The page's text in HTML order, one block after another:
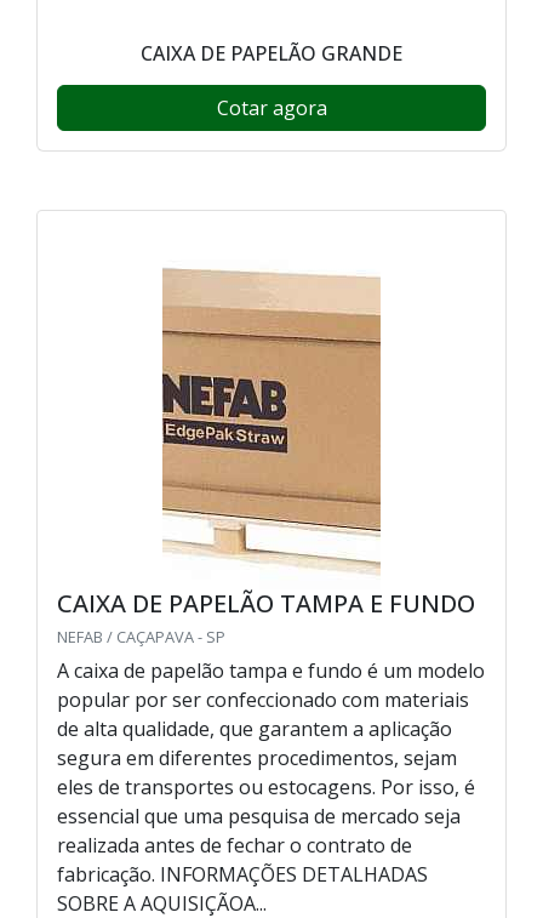
CAIXA DE PAPELÃO GRANDE
Cotar agora
CAIXA DE PAPELÃO TAMPA E FUNDO
NEFAB / CAÇAPAVA - SP
A caixa de papelão tampa e fundo é um modelo
popular por ser confeccionado com materiais
de alta qualidade, que garantem a aplicação
segura em diferentes procedimentos, sejam
eles de transportes ou estocagens. Por isso, é
essencial que uma pesquisa de mercado seja
realizada antes de fechar o contrato de
fabricação. INFORMAÇÕES DETALHADAS
SOBRE A AQUISIÇÃOA...